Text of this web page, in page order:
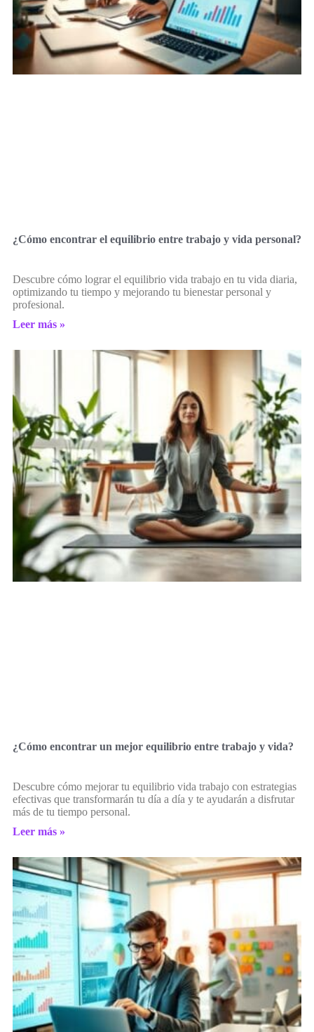
¿Cómo encontrar el equilibrio entre trabajo y vida personal?
Descubre cómo lograr el equilibrio vida trabajo en tu vida diaria,
optimizando tu tiempo y mejorando tu bienestar personal y
profesional.
Leer más »
¿Cómo encontrar un mejor equilibrio entre trabajo y vida?
Descubre cómo mejorar tu equilibrio vida trabajo con estrategias
efectivas que transformarán tu día a día y te ayudarán a disfrutar
más de tu tiempo personal.
Leer más »